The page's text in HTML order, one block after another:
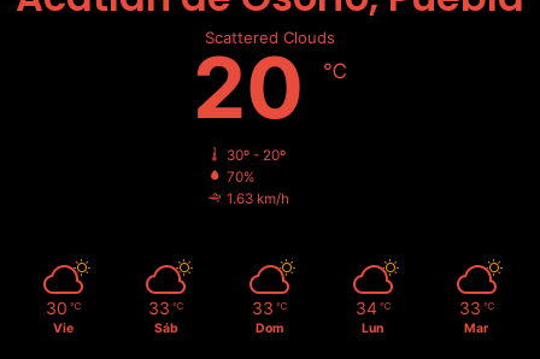
Scattered Clouds
20 ℃
30º - 20º
70%
1.63 km/h
30 ℃
Vie
33 ℃
Sáb
33 ℃
Dom
34 ℃
Lun
33 ℃
Mar